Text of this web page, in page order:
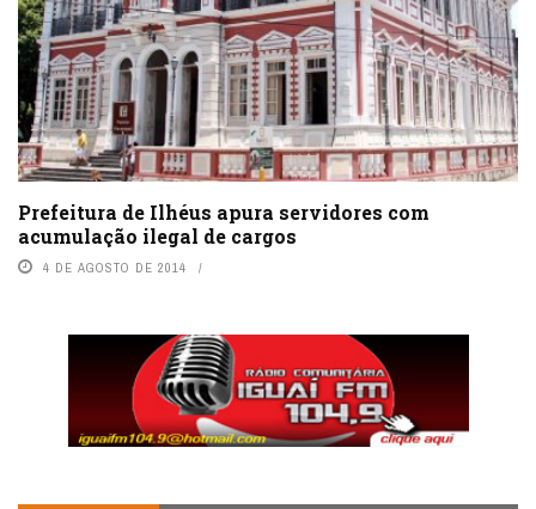
Prefeitura de Ilhéus apura servidores com
acumulação ilegal de cargos
4 DE AGOSTO DE 2014